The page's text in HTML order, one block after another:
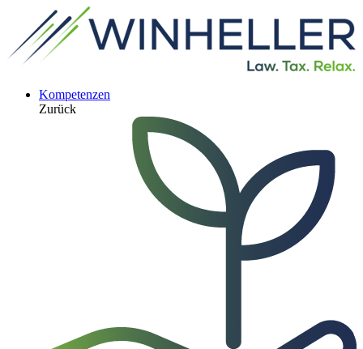
Kompetenzen
Zurück